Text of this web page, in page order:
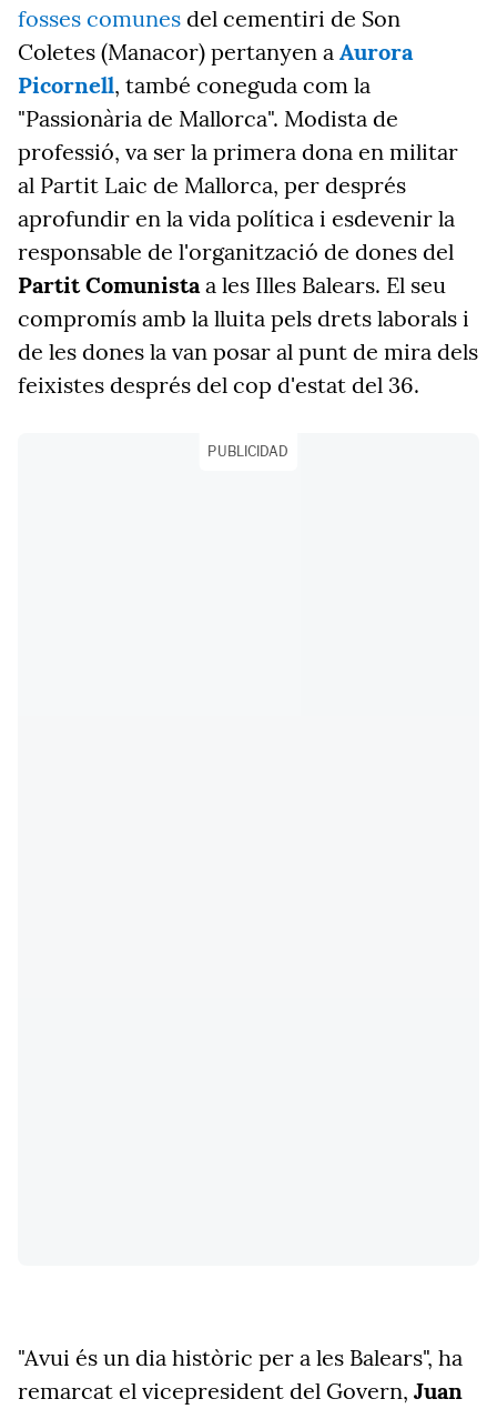
fosses comunes del cementiri de Son
Coletes (Manacor) pertanyen a Aurora
Picornell, també coneguda com la
"Passionària de Mallorca". Modista de
professió, va ser la primera dona en militar
al Partit Laic de Mallorca, per després
aprofundir en la vida política i esdevenir la
responsable de l'organització de dones del
Partit Comunistaa les Illes Balears. El seu
compromís amb la lluita pels drets laborals i
de les dones la van posar al punt de mira dels
feixistes després del cop d'estat del 36.
PUBLICIDAD
"Avui és un dia històric per a les Balears", ha
remarcat el vicepresident del Govern, Juan